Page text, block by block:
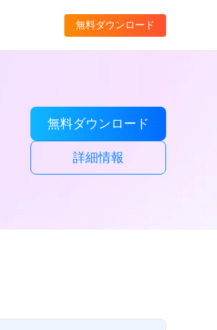
無料ダウンロード
無料ダウンロード
詳細情報